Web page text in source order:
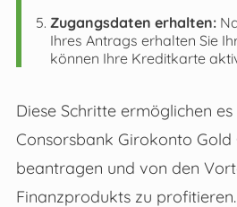
Zugangsdaten erhalten:
Ihres Antrags erhalten Sie
können Ihre Kreditkarte
Diese Schritte ermöglichen es
Consorsbank Girokonto Gold
beantragen und von den
Finanzprodukts zu profitieren.